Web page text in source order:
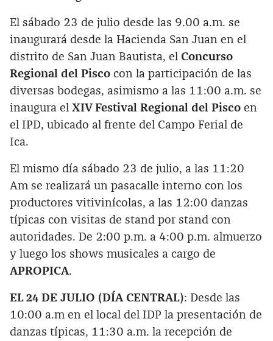
El sábado 23 de julio desde las 9.00 a.m. se
inaugurará desde la Hacienda San Juan en el
distrito de San Juan Bautista, el Concurso
Regional del Pisco con la participación de las
diversas bodegas, asimismo a las 11:00 a.m. se
inaugura el XIV Festival Regional del Pisco en
el IPD, ubicado al frente del Campo Ferial de
Ica.
El mismo día sábado 23 de julio, a las 11:20
Am se realizará un pasacalle interno con los
productores vitivinícolas, a las 12:00 danzas
típicas con visitas de stand por stand con
autoridades. De 2:00 p.m. a 4:00 p.m. almuerzo
y luego los shows musicales a cargo de
APROPICA.
EL 24 DE JULIO (DÍA CENTRAL): Desde las
10:00 a.m en el local del IDP la presentación de
danzas típicas, 11:30 a.m. la recepción de